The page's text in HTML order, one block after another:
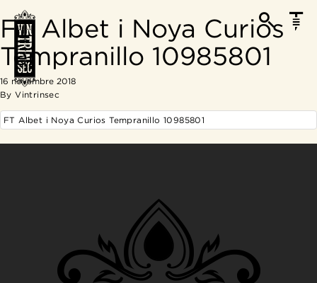
FT Albet i Noya Curios
Tempranillo 10985801
16 novembre 2018
ByVintrinsec
FT Albet i Noya Curios Tempranillo 10985801